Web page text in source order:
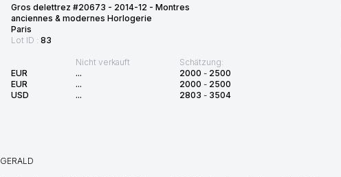
Gros delettrez #20673 - 2014-12 - Montres
anciennes & modernes Horlogerie
Paris
Lot ID : 83
EUR
EUR
USD
Nicht verkauft
...
...
...
Schätzung:
2000 - 2500
2000 - 2500
2803 - 3504
GERALD